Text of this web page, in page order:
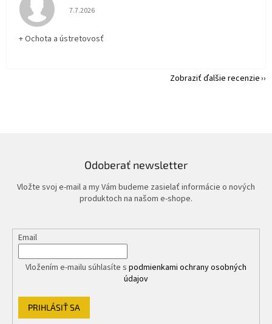
Hodnotenie obchodu je 5 z 5 hviezdičiek.
7.7.2026
+ Ochota a ústretovosť
Zobraziť ďalšie recenzie
Odoberať newsletter
Vložte svoj e-mail a my Vám budeme zasielať informácie o nových
produktoch na našom e-shope.
Email
Vložením e-mailu súhlasíte s podmienkami ochrany osobných
údajov
PRIHLÁSIŤ SA